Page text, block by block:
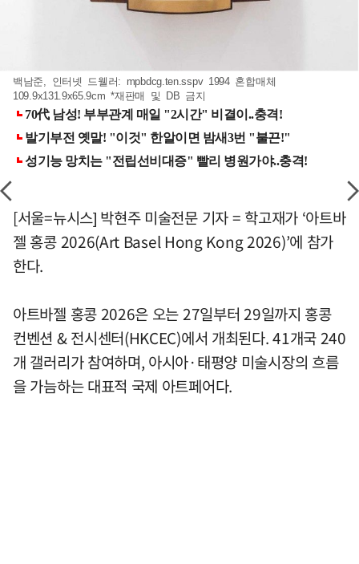
백남준, 인터넷 드웰러: mpbdcg.ten.sspv 1994 혼합매체
109.9x131.9x65.9cm *재판매 및 DB 금지
[서울=뉴시스] 박현주 미술전문 기자 = 학고재가 ‘아트바
젤 홍콩 2026(Art Basel Hong Kong 2026)’에 참가
한다.
아트바젤 홍콩 2026은 오는 27일부터 29일까지 홍콩
컨벤션 & 전시센터(HKCEC)에서 개최된다. 41개국 240
개 갤러리가 참여하며, 아시아·태평양 미술시장의 흐름
을 가늠하는 대표적 국제 아트페어다.